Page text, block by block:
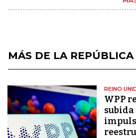
MÁS DE LA REPÚBLICA
REINO
WPP